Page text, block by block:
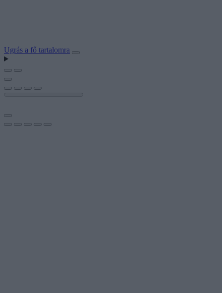
Ugrás a fő tartalomra